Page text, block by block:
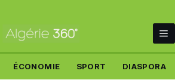
ÉCONOMIE SPORT DIASPORA